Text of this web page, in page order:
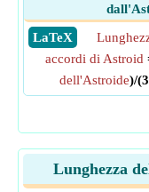
​ LaTeX
accordi di Astroid
dell'Astroide)/
Lunghezza